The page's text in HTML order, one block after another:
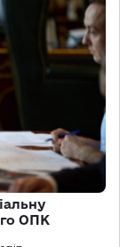
ОПК